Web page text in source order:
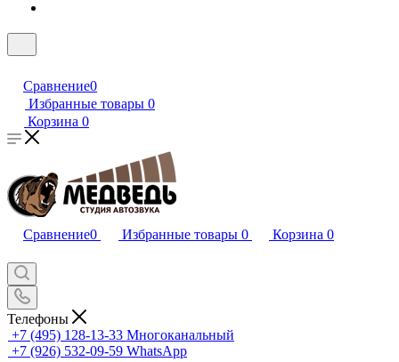
Сравнение0
Избранные товары 0
Корзина 0
Сравнение0 Избранные товары 0 Корзина 0
Телефоны
+7 (495) 128-13-33 Многоканальный
+7 (926) 532-09-59 WhatsApp